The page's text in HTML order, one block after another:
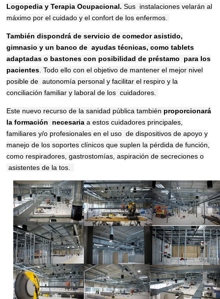
Logopedia y Terapia Ocupacional. Sus instalaciones velarán al
máximo por el cuidado y el confort de los enfermos.
También dispondrá de servicio de comedor asistido,
gimnasio y un banco de ayudas técnicas, como tablets
adaptadas o bastones con posibilidad de préstamo
para los
pacientes . Todo ello con el objetivo de mantener el mejor nivel
posible de autonomía personal y facilitar el respiro y la
conciliación familiar y laboral de los cuidadores.
Este nuevo recurso de la sanidad pública también proporcionará
la formación
necesaria a estos cuidadores principales,
familiares y/o profesionales en el uso de dispositivos de apoyo y
manejo de los soportes clínicos que suplen la pérdidade función,
como respiradores, gastrostomías, aspiración de secreciones o
asistentes de la tos.